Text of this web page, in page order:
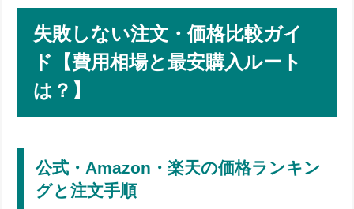
失敗しない注文・価格比較ガイ
ド【費用相場と最安購入ルート
は？】
公式・Amazon・楽天の価格ランキン
グと注文手順